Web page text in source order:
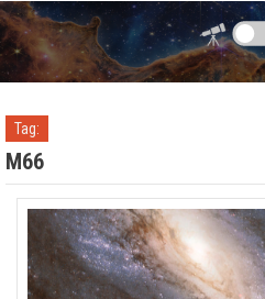
Przejdź do zawartości
Tag:
M66